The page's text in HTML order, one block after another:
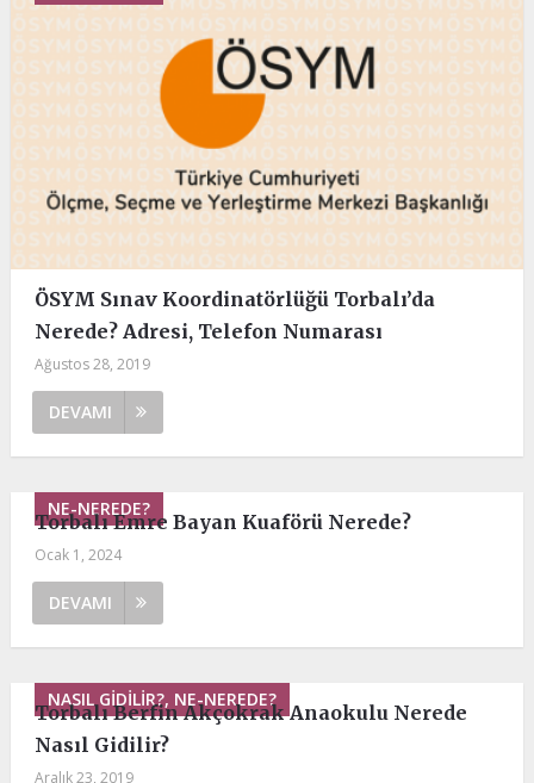
ÖSYM Sınav Koordinatörlüğü Torbalı’da
Nerede? Adresi, Telefon Numarası
Ağustos 28, 2019
DEVAMI
NE-NEREDE?
Torbalı Emre Bayan Kuaförü Nerede?
Ocak 1, 2024
DEVAMI
NASIL GIDILIR?, NE-NEREDE?
Torbalı Berfin Akçokrak Anaokulu Nerede
Nasıl Gidilir?
Aralık 23, 2019